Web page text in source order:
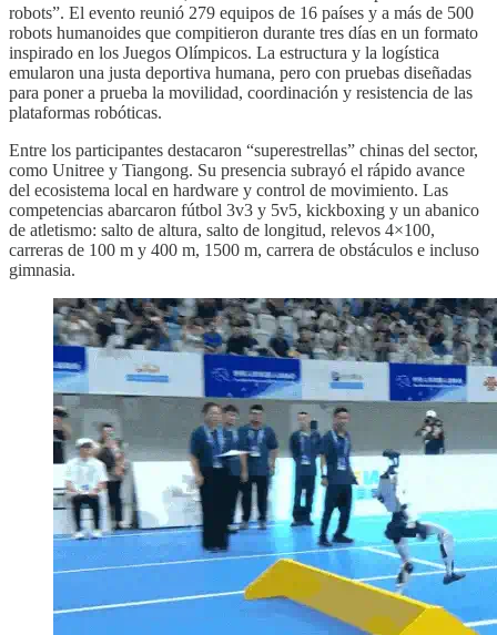
robots”. El evento reunió 279 equipos de 16 países y a más de 500
robots humanoides que compitieron durante tres días en un formato
inspirado en los Juegos Olímpicos. La estructura y la logística
emularon una justa deportiva humana, pero con pruebas diseñadas
para poner a prueba la movilidad, coordinación y resistencia de las
plataformas robóticas.
Entre los participantes destacaron “superestrellas” chinas del sector,
como Unitree y Tiangong. Su presencia subrayó el rápido avance
del ecosistema local en hardware y control de movimiento. Las
competencias abarcaron fútbol 3v3 y 5v5, kickboxing y un abanico
de atletismo: salto de altura, salto de longitud, relevos 4×100,
carreras de 100 m y 400 m, 1500 m, carrera de obstáculos e incluso
gimnasia.